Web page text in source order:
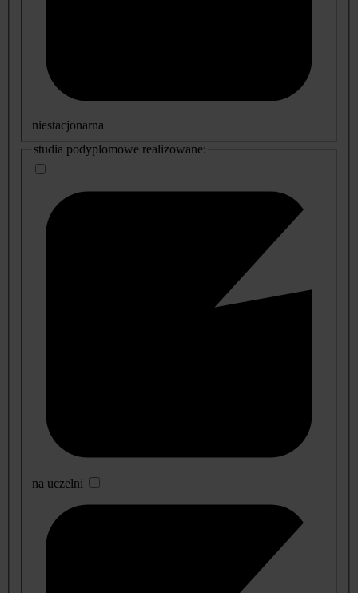
niestacjonarna
studia podyplomowe realizowane:
na uczelni